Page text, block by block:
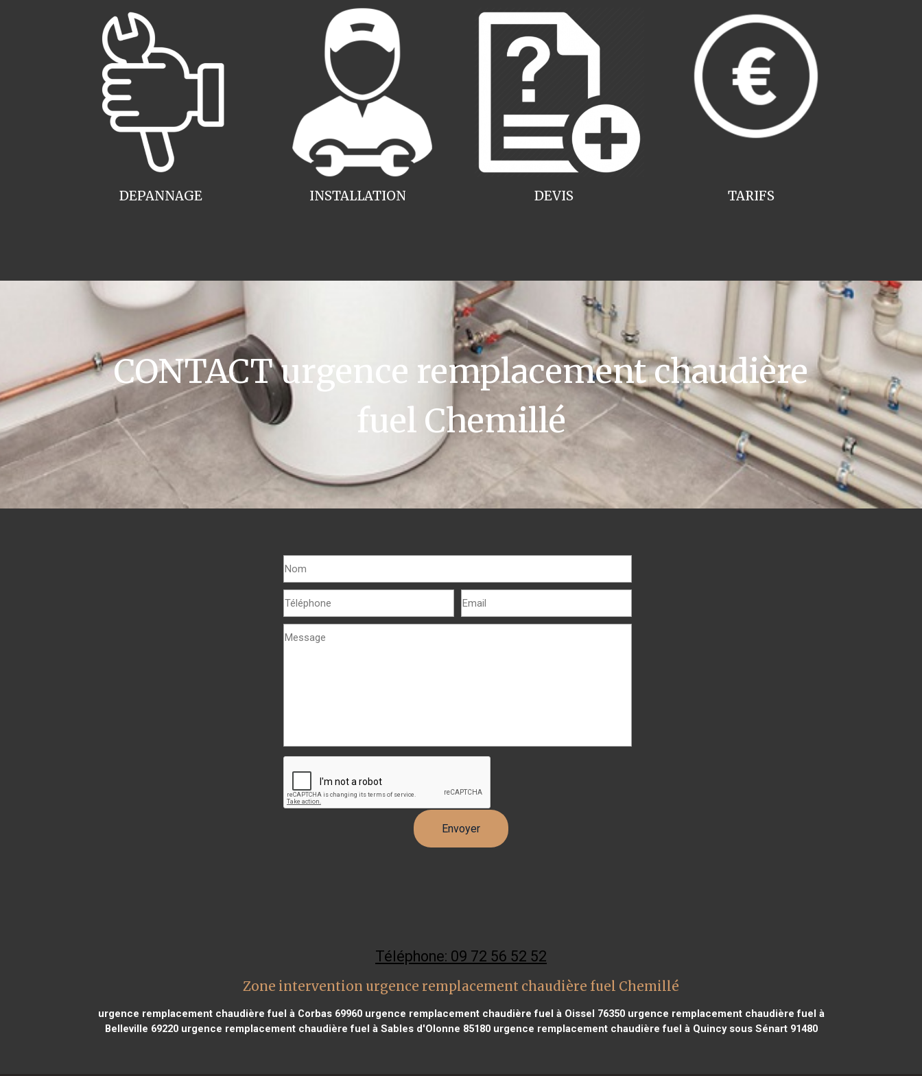
INSTALLATION
DEPANNAGE TARIFS
DEVIS
CONTACT urgence remplacement chaudière
fuel Chemillé
Téléphone: 09 72 56 52 52
Zone intervention urgence remplacement chaudière fuel Chemillé
urgence remplacement chaudière fuel à Corbas 69960urgence remplacement chaudière fuel à Oissel 76350urgence remplacement chaudière fuel à
Belleville 69220urgence remplacement chaudière fuel à Sables d'Olonne 85180urgence remplacement chaudière fuel à Quincy sous Sénart 91480